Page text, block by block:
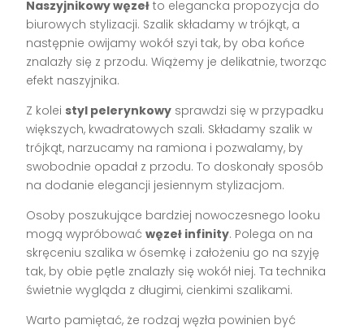
Naszyjnikowy węzeł to elegancka propozycja do
biurowych stylizacji. Szalik składamy w trójkąt, a
następnie owijamy wokół szyi tak, by oba końce
znalazły się z przodu. Wiążemy je delikatnie, tworząc
efekt naszyjnika.
Z kolei styl pelerynkowy sprawdzi się w przypadku
większych, kwadratowych szali. Składamy szalik w
trójkąt, narzucamy na ramiona i pozwalamy, by
swobodnie opadał z przodu. To doskonały sposób
na dodanie elegancji jesiennym stylizacjom.
Osoby poszukujące bardziej nowoczesnego looku
mogą wypróbowaćwęzeł infinity. Polega on na
skręceniu szalika w ósemkę i założeniu go na szyję
tak, by obie pętle znalazły się wokół niej. Ta technika
świetnie wygląda z długimi, cienkimi szalikami.
Warto pamiętać, że rodzaj węzła powinien być